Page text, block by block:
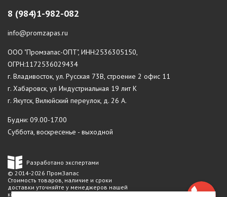
8 (984)1-982-082
info@promzapas.ru
ООО "Промзапас-ОПТ", ИНН:2536305150,
ОГРН:1172536029434
г. Владивосток, ул. Русская 73В, строение 2 офис 11
г. Хабаровск, ул Индустриальная 19 лит К
г. Якутск, Вилюйский переулок, д. 26 А.
Будни: 09.00-17.00
Суббота, воскресенье - выходной
Разработано экспертами
© 2014-2026 ПромЗапас
Стоимость товаров, наличие и сроки
доставки уточняйте у менеджеров нашей
компании.